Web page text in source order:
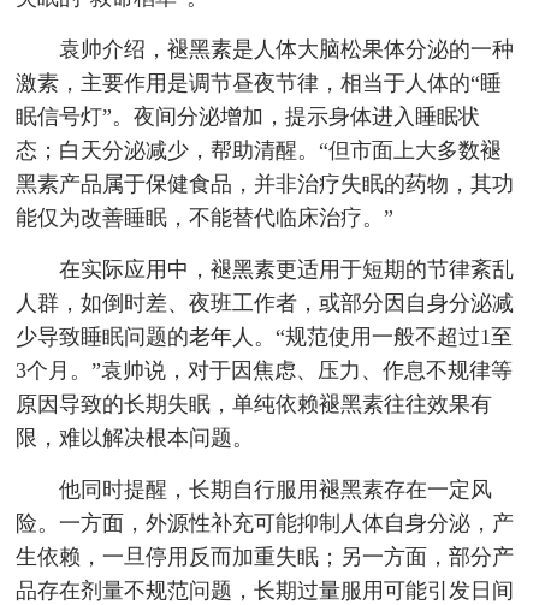
袁帅介绍，褪黑素是人体大脑松果体分泌的一种
激素，主要作用是调节昼夜节律，相当于人体的“睡
眠信号灯”。夜间分泌增加，提示身体进入睡眠状
态；白天分泌减少，帮助清醒。“但市面上大多数褪
黑素产品属于保健食品，并非治疗失眠的药物，其功
能仅为改善睡眠，不能替代临床治疗。”
在实际应用中，褪黑素更适用于短期的节律紊乱
人群，如倒时差、夜班工作者，或部分因自身分泌减
少导致睡眠问题的老年人。“规范使用一般不超过1至
3个月。”袁帅说，对于因焦虑、压力、作息不规律等
原因导致的长期失眠，单纯依赖褪黑素往往效果有
限，难以解决根本问题。
他同时提醒，长期自行服用褪黑素存在一定风
险。一方面，外源性补充可能抑制人体自身分泌，产
生依赖，一旦停用反而加重失眠；另一方面，部分产
品存在剂量不规范问题，长期过量服用可能引发日间